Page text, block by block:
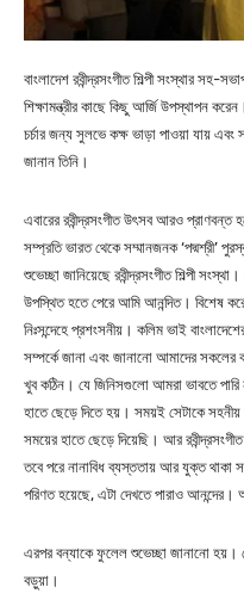
বাংলাদেশ রবীন্দ্রসংগীত শিল্পী সংস্থার সহ-
শিক্ষামন্ত্রীর কাছে কিছু আর্জি উপস্থাপন
চর্চার জন্য সুলভে কক্ষ ভাড়া পাওয়া যায় এবং
জানান তিনি।
এবারের রবীন্দ্রসংগীত উৎসব আরও প্রাণবন্ত
সম্প্রতি ভারত থেকে সম্মানজনক ‘পদ্মশ্রী’
শুভেচ্ছা জানিয়েছে রবীন্দ্রসংগীত শিল্পী
উপস্থিত হতে পেরে আমি আনন্দিত। বিশেষ
নিঃসন্দেহে প্রশংসনীয়। কলিম ভাই
সম্পর্কে জানা এবং জানানো আমাদের
খুব কঠিন। যে জিনিসগুলো আমরা ভাবতে
হাতে ছেড়ে দিতে হয়। সময়ই সেটাকে
সময়ের হাতে ছেড়ে দিয়েছি। আর
তবে পরে নানাবিধ ব্যস্ততায় আর যুক্ত থাকা
পরিণত হয়েছে, এটা দেখতে পারাও আনন্দের।
এরপর বন্যাকে ফুলেল শুভেচ্ছা জানানো হয়।
বড়ুয়া।